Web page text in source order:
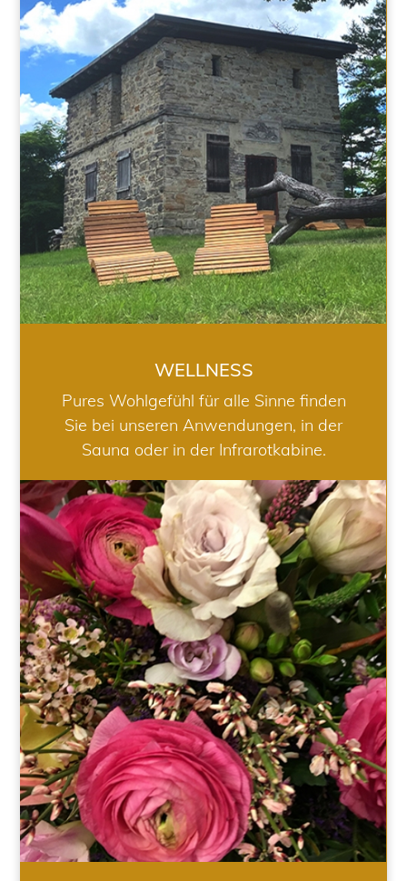
WELLNESS
WELLNESS
Pures Wohlgefühl für alle Sinne finden
Sie bei unseren Anwendungen, in der
Sauna oder in der Infrarotkabine.
HOCHZEIT